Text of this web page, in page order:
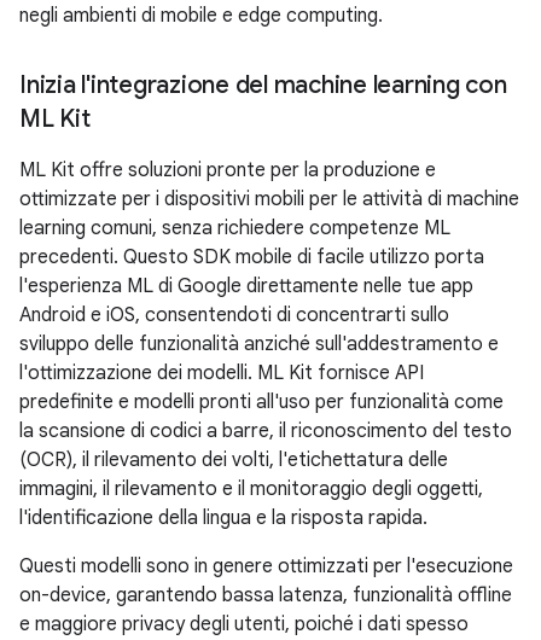
negli ambienti di mobile e edge computing.
Inizia l'integrazione del machine learning con
ML Kit
ML Kit offre soluzioni pronte per la produzione e
ottimizzate per i dispositivi mobili per le attività di machine
learning comuni, senza richiedere competenze ML
precedenti. Questo SDK mobile di facile utilizzo porta
l'esperienza ML di Google direttamente nelle tue app
Android e iOS, consentendoti di concentrarti sullo
sviluppo delle funzionalità anziché sull'addestramento e
l'ottimizzazione dei modelli. ML Kit fornisce API
predefinite e modelli pronti all'uso per funzionalità come
la scansione di codici a barre, il riconoscimento del testo
(OCR), il rilevamento dei volti, l'etichettatura delle
immagini, il rilevamento e il monitoraggio degli oggetti,
l'identificazione della lingua e la risposta rapida.
Questi modelli sono in genere ottimizzati per l'esecuzione
on-device, garantendo bassa latenza, funzionalità offline
e maggiore privacy degli utenti, poiché i dati spesso